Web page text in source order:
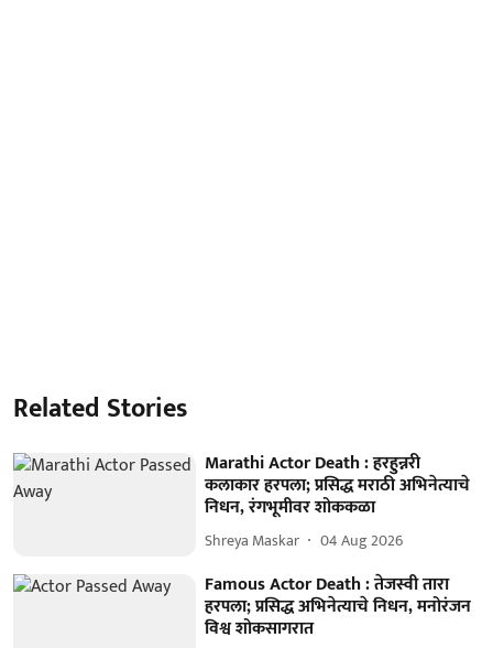
Related Stories
Marathi Actor Death : हरहुन्नरी
कलाकार हरपला; प्रसिद्ध मराठी अभिनेत्याचे
निधन, रंगभूमीवर शोककळा
Shreya Maskar 04 Aug 2026
Famous Actor Death : तेजस्वी तारा
हरपला; प्रसिद्ध अभिनेत्याचे निधन, मनोरंजन
विश्व शोकसागरात